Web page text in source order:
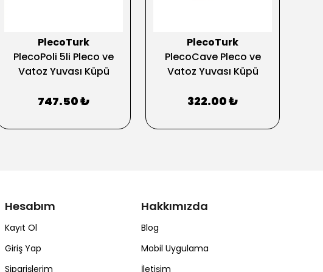
PlecoTurk
PlecoPoli 5li Pleco ve
Vatoz Yuvası Küpü
747.50 ₺
PlecoTurk
PlecoCave Pleco ve
Vatoz Yuvası Küpü
322.00 ₺
Hesabım
Kayıt Ol
Giriş Yap
Siparişlerim
Hakkımızda
Blog
Mobil Uygulama
İletişim